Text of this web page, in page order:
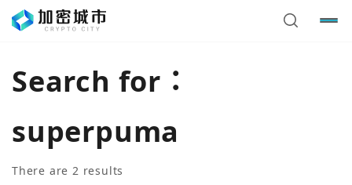
Search for：
superpuma
There are 2 results